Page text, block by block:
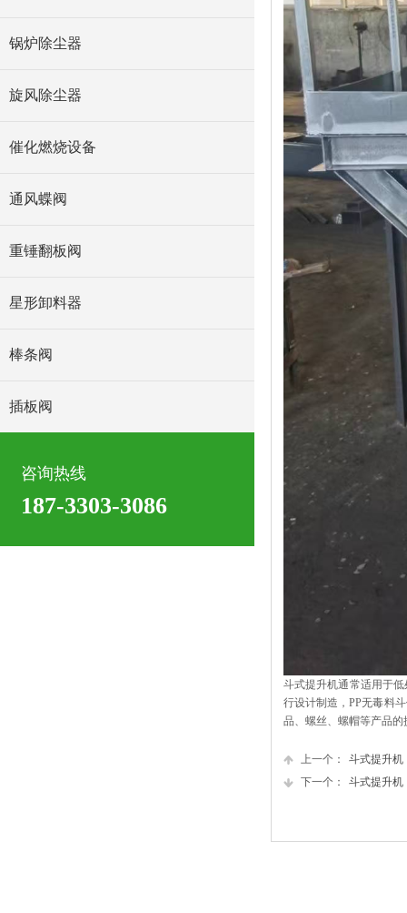
斗式提升机通常适用于
行设计制造，PP无毒料
品、螺丝、螺帽等产品
上一个：
斗式提升机
下一个：
斗式提升机
锅炉除尘器
旋风除尘器
催化燃烧设备
通风蝶阀
重锤翻板阀
星形卸料器
棒条阀
插板阀
咨询热线
187-3303-3086